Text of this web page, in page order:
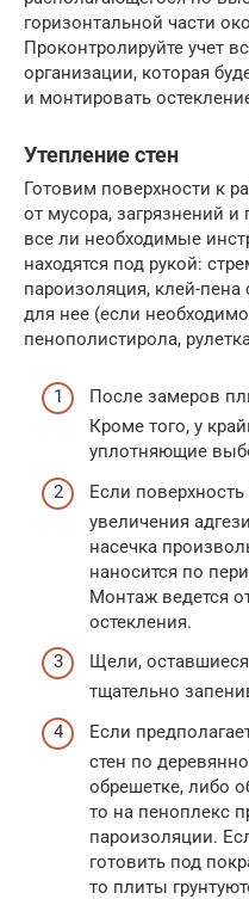
горизонтальной части
Проконтролируйте учет
организации, которая
и монтировать
Утепление стен
Готовим поверхности к
от мусора, загрязнений и
все ли необходимые
находятся под рукой:
пароизоляция, клей-пена
для нее (если
пенополистирола,
После замеров
Кроме того, у
уплотняющие
Если
увеличения
насечка
наносится по
Монтаж ведется
остекления.
Щели,
тщательно
Если
стен по
обрешетке, либо
то на пеноплекс
пароизоляции.
готовить под
то плиты